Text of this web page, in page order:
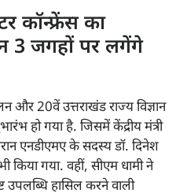
कॉन्फ्रेंस का
3 जगहों पर लगेंगे
और 20वें उत्तराखंड राज्य विज्ञान
हो गया है. जिसमें केंद्रीय मंत्री
एनडीएमए के सदस्य डॉ. दिनेश
गया. वहीं, सीएम धामी ने
उपलब्धि हासिल करने वाली